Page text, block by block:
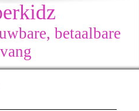
betaalbare